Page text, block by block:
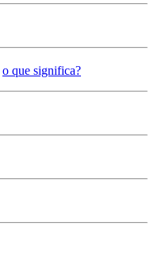
o que significa?